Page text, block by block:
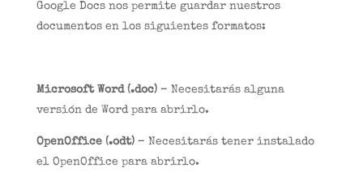
Google Docs nos permite guardar nuestros
documentos en los siguientes formatos:
Microsoft Word (.doc)– Necesitarás alguna
versión de Word para abrirlo.
OpenOffice (.odt)– Necesitarás tener instalado
el OpenOffice para abrirlo.